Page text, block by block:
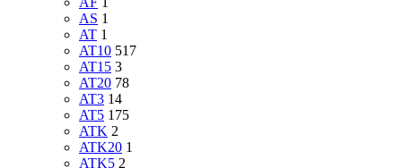
AS 1
AT 1
AT10 517
AT15 3
AT20 78
AT3 14
AT5 175
ATK 2
ATK20 1
ATK5 2